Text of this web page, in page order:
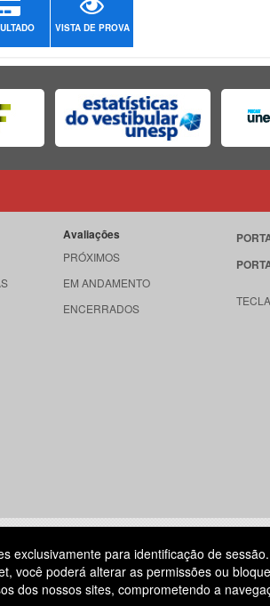
VISTA DE PROVA
Avaliações
PRÓXIMOS
EM ANDAMENTO
ENCERRADOS
AO CANDIDATO
11 3874-6300
DIAS
exclusivamente para identificação de sessão.
você poderá alterar as permissões ou
dos nossos sites, comprometendo a